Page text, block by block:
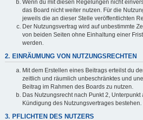
Wenn du mit diesen Regelungen nicht
das Board nicht weiter nutzen. Für die
jeweils die an dieser Stelle veröffentlichten
Der Nutzungsvertrag wird auf unbestimmte
von beiden Seiten ohne Einhaltung einer
werden.
2. EINRÄUMUNG VON NUTZUNGSRECHTEN
Mit dem Erstellen eines Beitrags erteilst du
zeitlich und räumlich unbeschränktes und
Beitrag im Rahmen des Boards zu nutzen.
Das Nutzungsrecht nach Punkt 2, Unterpunkt
Kündigung des Nutzungsvertrages bestehen.
3. PFLICHTEN DES NUTZERS